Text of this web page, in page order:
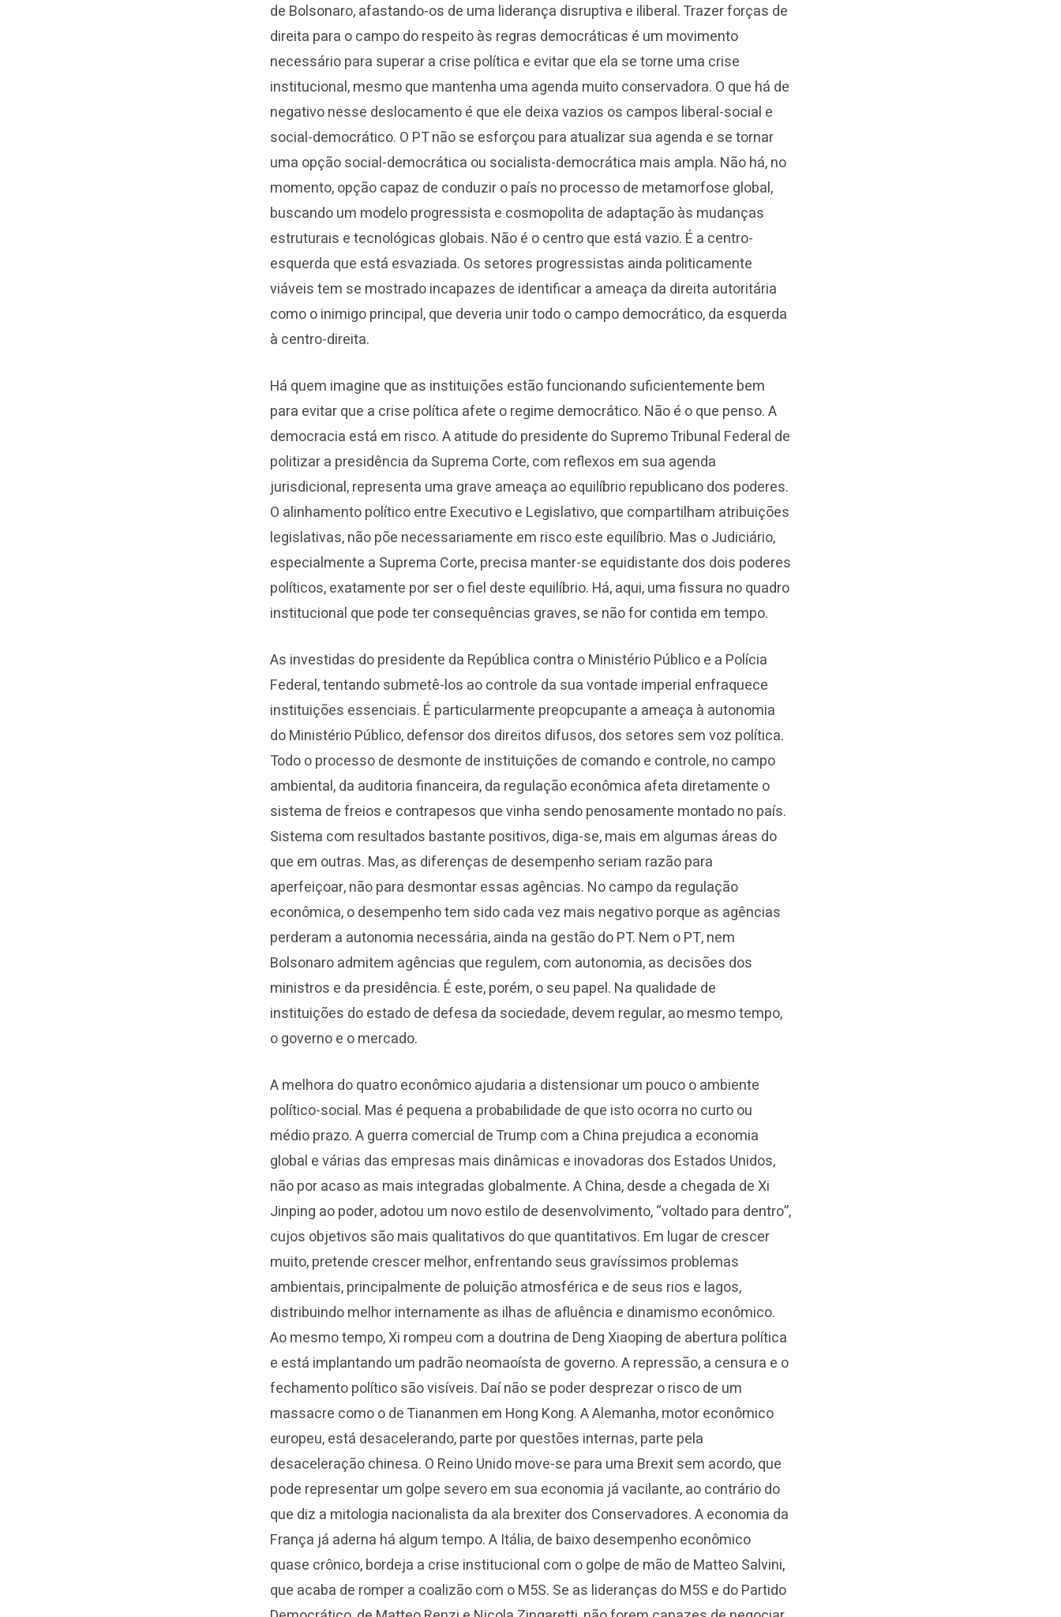
de Bolsonaro, afastando-os de uma liderança disruptiva e iliberal. Trazer forças de
direita para o campo do respeito às regras democráticas é um movimento
necessário para superar a crise política e evitar que ela se torne uma crise
institucional, mesmo que mantenha uma agenda muito conservadora. O que há de
negativo nesse deslocamento é que ele deixa vazios os campos liberal-social e
social-democrático. O PT não se esforçou para atualizar sua agenda e se tornar
uma opção social-democrática ou socialista-democrática mais ampla. Não há, no
momento, opção capaz de conduzir o país no processo de metamorfose global,
buscando um modelo progressista e cosmopolita de adaptação às mudanças
estruturais e tecnológicas globais. Não é o centro que está vazio. É a centro-
esquerda que está esvaziada. Os setores progressistas ainda politicamente
viáveis tem se mostrado incapazes de identificar a ameaça da direita autoritária
como o inimigo principal, que deveria unir todo o campo democrático, da esquerda
à centro-direita.
Há quem imagine que as instituições estão funcionando suficientemente bem
para evitar que a crise política afete o regime democrático. Não é o que penso. A
democracia está em risco. A atitude do presidente do Supremo Tribunal Federal de
politizar a presidência da Suprema Corte, com reflexos em sua agenda
jurisdicional, representa uma grave ameaça ao equilíbrio republicano dos poderes.
O alinhamento político entre Executivo e Legislativo, que compartilham atribuições
legislativas, não põe necessariamente em risco este equilíbrio. Mas o Judiciário,
especialmente a Suprema Corte, precisa manter-se equidistante dos dois poderes
políticos, exatamente por ser o fiel deste equilíbrio. Há, aqui, uma fissura no quadro
institucional que pode ter consequências graves, se não for contida em tempo.
As investidas do presidente da República contra o Ministério Público e a Polícia
Federal, tentando submetê-los ao controle da sua vontade imperial enfraquece
instituições essenciais. É particularmente preopcupante a ameaça à autonomia
do Ministério Público, defensor dos direitos difusos, dos setores sem voz política.
Todo o processo de desmonte de instituições de comando e controle, no campo
ambiental, da auditoria financeira, da regulação econômica afeta diretamente o
sistema de freios e contrapesos que vinha sendo penosamente montado no país.
Sistema com resultados bastante positivos, diga-se, mais em algumas áreas do
que em outras. Mas, as diferenças de desempenho seriam razão para
aperfeiçoar, não para desmontar essas agências. No campo da regulação
econômica, o desempenho tem sido cada vez mais negativo porque as agências
perderam a autonomia necessária, ainda na gestão do PT. Nem o PT, nem
Bolsonaro admitem agências que regulem, com autonomia, as decisões dos
ministros e da presidência. É este, porém, o seu papel. Na qualidade de
instituições do estado de defesa da sociedade, devem regular, ao mesmo tempo,
o governo e o mercado.
A melhora do quatro econômico ajudaria a distensionar um pouco o ambiente
político-social. Mas é pequena a probabilidade de que isto ocorra no curto ou
médio prazo. A guerra comercial de Trump com a China prejudica a economia
global e várias das empresas mais dinâmicas e inovadoras dos Estados Unidos,
não por acaso as mais integradas globalmente. A China, desde a chegada de Xi
Jinping ao poder, adotou um novo estilo de desenvolvimento, “voltado para dentro”,
cujos objetivos são mais qualitativos do que quantitativos. Em lugar de crescer
muito, pretende crescer melhor, enfrentando seus gravíssimos problemas
ambientais, principalmente de poluição atmosférica e de seus rios e lagos,
distribuindo melhor internamente as ilhas de afluência e dinamismo econômico.
Ao mesmo tempo, Xi rompeu com a doutrina de Deng Xiaoping de abertura política
e está implantando um padrão neomaoísta de governo. A repressão, a censura e o
fechamento político são visíveis. Daí não se poder desprezar o risco de um
massacre como o de Tiananmen em Hong Kong. A Alemanha, motor econômico
europeu, está desacelerando, parte por questões internas, parte pela
desaceleração chinesa. O Reino Unido move-se para uma Brexit sem acordo, que
pode representar um golpe severo em sua economia já vacilante, ao contrário do
que diz a mitologia nacionalista da ala brexiter dos Conservadores. A economia da
França já aderna há algum tempo. A Itália, de baixo desempenho econômico
quase crônico, bordeja a crise institucional com o golpe de mão de Matteo Salvini,
que acaba de romper a coalizão com o M5S. Se as lideranças do M5S e do Partido